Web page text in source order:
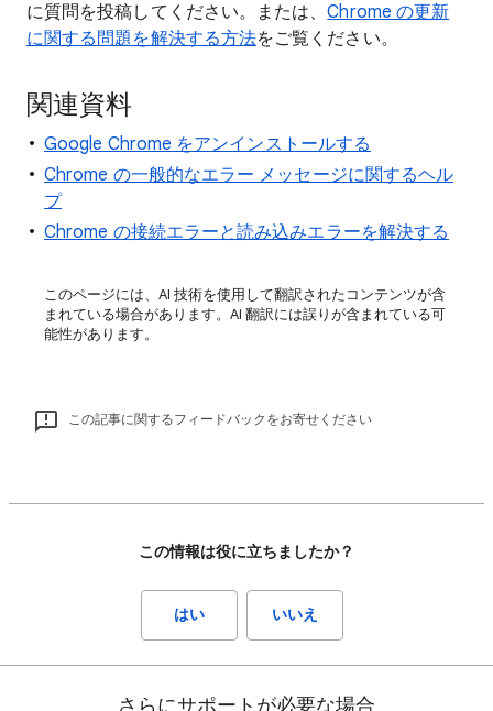
に質問を投稿してください。または、Chrome の更新
に関する問題を解決する方法をご覧ください。
関連資料
Google Chrome をアンインストールする
Chrome の一般的なエラー メッセージに関するヘル
プ
Chrome の接続エラーと読み込みエラーを解決する
このページには、AI 技術を使用して翻訳されたコンテンツが含
まれている場合があります。AI 翻訳には誤りが含まれている可
能性があります。
この記事に関するフィードバックをお寄せください
この情報は役に立ちましたか？
はい いいえ
さらにサポートが必要な場合